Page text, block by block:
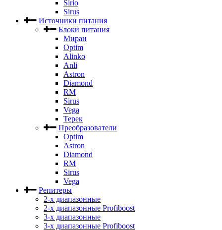
Sirio
Sirus
Источники питания
Блоки питания
Миран
Optim
Alinko
Anli
Astron
Diamond
RM
Sirus
Vega
Терек
Преобразователи
Optim
Astron
Diamond
RM
Sirus
Vega
Репитеры
2-х диапазонные
2-х диапазонные Profiboost
3-х диапазонные
3-х диапазонные Profiboost